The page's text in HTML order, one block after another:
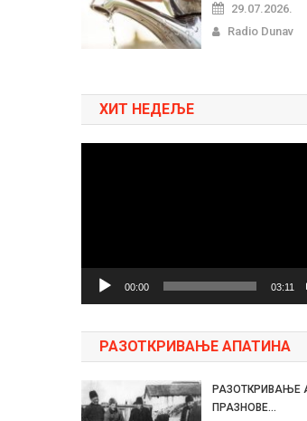
29.07.2026.
Radio Dunav
ХИТ НЕДЕЉЕ
00:00 03:11
РАЗОТКРИВАЊЕ АПАТИНА
РАЗОТКРИВАЊЕ
ПРАЗНОВЕ...